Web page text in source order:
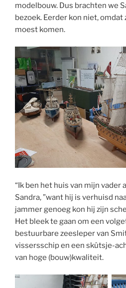
modelbouw. Dus brachten we
bezoek. Eerder kon niet,
moest komen.
“Ik ben het huis van mijn vader
Sandra, ”want hij is verhuisd
jammer genoeg kon hij zijn
Het bleek te gaan om een
bestuurbare zeesleper van
vissersschip en een skûtsje-
van hoge (bouw)kwaliteit.